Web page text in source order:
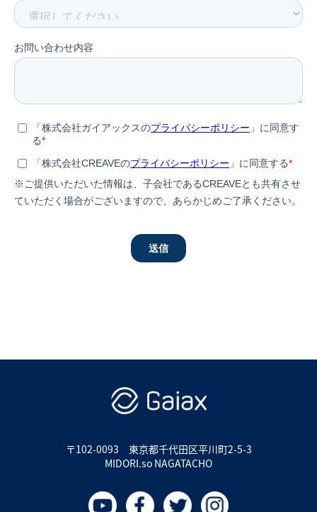
〒102-0093 東京都千代田区平川町2-5-3
MIDORI.so NAGATACHO